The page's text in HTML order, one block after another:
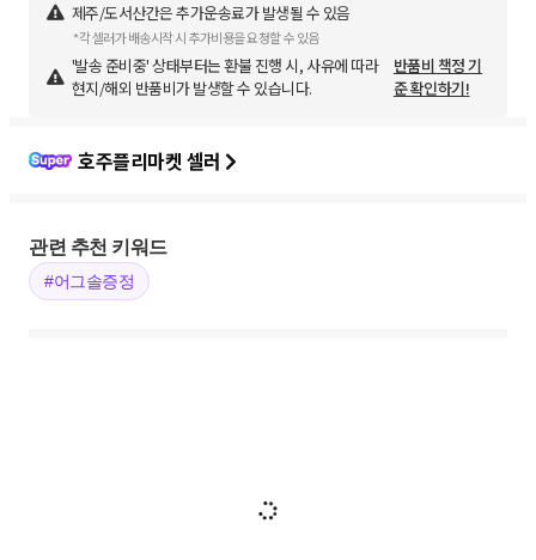
제주/도서산간은 추가운송료가 발생될 수 있음
*각 셀러가 배송시작 시 추가비용을 요청할 수 있음
'발송 준비중' 상태부터는 환불 진행 시, 사유에 따라
현지/해외 반품비가 발생할 수 있습니다.
반품비 책정 기
준 확인하기!
호주플리마켓 셀러
관련 추천 키워드
#어그솔증정